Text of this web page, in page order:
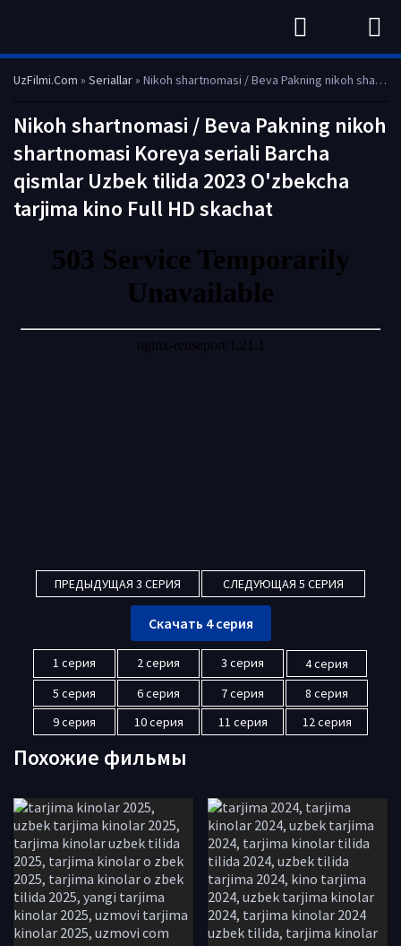
UzFilmi.Com » Seriallar» Nikoh shartnomasi / Beva Pakning nikoh shartnomasi Koreya seriali Barcha qismlar Uzbek tilida 2023 O'zbekcha tarjima kino Full HD skachat
Nikoh shartnomasi / Beva Pakning nikoh
shartnomasi Koreya seriali Barcha
qismlar Uzbek tilida 2023 O'zbekcha
tarjima kino Full HD skachat
ПРЕДЫДУЩАЯ 3 СЕРИЯ СЛЕДУЮЩАЯ 5 СЕРИЯ
Скачать 4 серия
1 серия 2 серия 3 серия
4 серия
5 серия
6 серия 7 серия
8 серия
9 серия
10 серия 11 серия 12 серия
Похожие фильмы